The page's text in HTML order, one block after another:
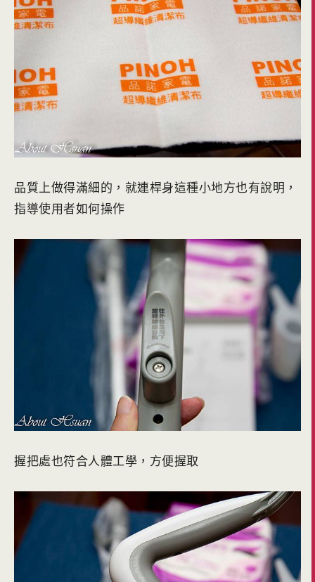
品質上做得滿細的，就連桿身這種小地方也有說明，
指導使用者如何操作
握把處也符合人體工學，方便握取